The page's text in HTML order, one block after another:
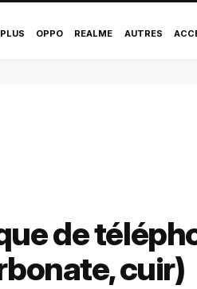
OPPO REALME AUTRES
de
cuir)